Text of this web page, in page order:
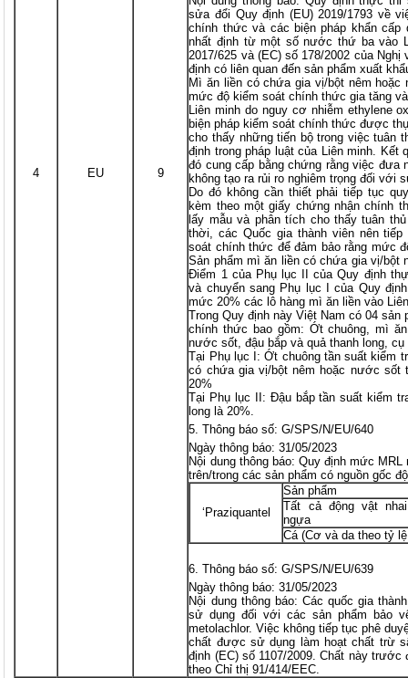
4 EU 9
sửa đổi Quy định (EU) 2019/1793 về
chính thức và các biện pháp khẩn
nhất định từ một số nước thứ ba vào
2017/625 và (EC) số 178/2002 của
định có liên quan đến sản phẩm xuất
Mì ăn liền có chứa gia vị/bột nêm
mức độ kiểm soát chính thức gia tăng
Liên minh do nguy cơ nhiễm ethylene
biện pháp kiểm soát chính thức được
cho thấy những tiến bộ trong việc tuân
định trong pháp luật của Liên minh. Kết
đó cung cấp bằng chứng rằng việc đưa
không tạo ra rủi ro nghiêm trọng đối với
Do đó không cần thiết phải tiếp tục
kèm theo một giấy chứng nhận chính
lấy mẫu và phân tích cho thấy tuân
thời, các Quốc gia thành viên nên
soát chính thức để đảm bảo rằng mức
Sản phẩm mì ăn liền có chứa gia vị/
Điểm 1 của Phụ lục II của Quy định
và chuyển sang Phụ lục I của Quy
mức 20% các lô hàng mì ăn liền vào
Trong Quy định này Việt Nam có 04 sản
chính thức bao gồm: Ớt chuông, mì
nước sốt, đậu bắp và quả thanh long,
Tại Phụ lục I: Ớt chuông tần suất kiểm
có chứa gia vị/bột nêm hoặc nước
20%
Tại Phụ lục II: Đậu bắp tần suất kiểm
long là 20%.
Thông báo số: G/SPS/N/EU/640
Ngày thông báo: 31/05/2023
Nội dung thông báo: Quy định mức
trên/trong các sản phẩm có nguồn gốc
‘Praziquantel
Sản phẩm
Tất cả động vật
ngựa
Cá (Cơ và da theo tỷ
Thông báo số: G/SPS/N/EU/639
Ngày thông báo: 31/05/2023
Nội dung thông báo: Các quốc gia
sử dụng đối với các sản phẩm bảo
metolachlor. Việc không tiếp tục phê
chất được sử dụng làm hoạt chất trừ
định (EC) số 1107/2009. Chất này
theo Chỉ thị 91/414/EEC.